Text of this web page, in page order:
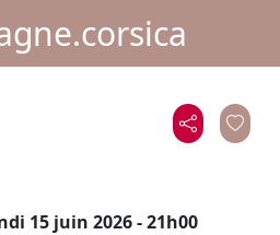
15 juin 2026 - 21h00